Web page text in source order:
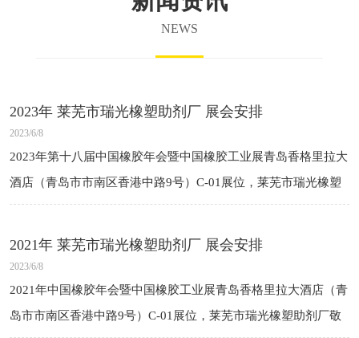
NEWS
2023年 莱芜市瑞光橡塑助剂厂 展会安排
2023/6/8
2023年第十八届中国橡胶年会暨中国橡胶工业展青岛香格里拉大
酒店（青岛市市南区香港中路9号）C-01展位，莱芜市瑞光橡塑
助剂厂敬请莅临2023年3月21日-24日2023年第13届中国（广
2021年 莱芜市瑞光橡塑助剂厂 展会安排
2023/6/8
2021年中国橡胶年会暨中国橡胶工业展青岛香格里拉大酒店（青
岛市市南区香港中路9号）C-01展位，莱芜市瑞光橡塑助剂厂敬